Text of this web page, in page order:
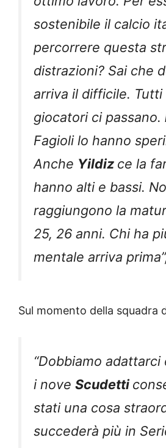
sostenibile il calcio
percorrere questa
distrazioni? Sai che
arriva il difficile. Tutti
giocatori ci passano.
Fagioli lo hanno
Anche Yildiz ce la
hanno alti e bassi.
raggiungono la
25, 26 anni. Chi ha
mentale arriva
Sul momento della squadra
“Dobbiamo
i nove Scudetti
stati una cosa
succederà più in